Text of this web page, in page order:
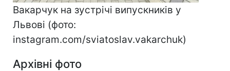
Вакарчук на зустрічі випускників у
Львові (фото:
instagram.com/sviatoslav.vakarchuk)
Архівні фото